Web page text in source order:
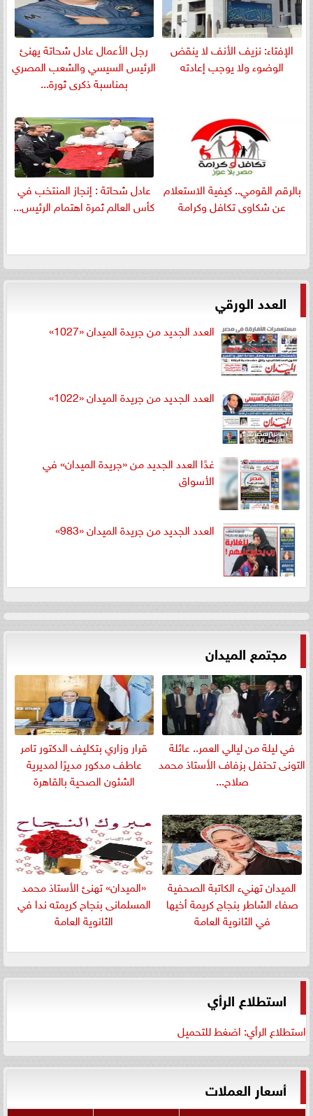
الإفتاء: نزيف الأنف لا ينقض
الوضوء ولا يوجب إعادته
رجل الأعمال عادل شحاتة يهنئ
الرئيس السيسي والشعب المصري
بمناسبة ذكرى ثورة...
بالرقم القومي.. كيفية الاستعلام
عن شكاوى تكافل وكرامة
عادل شحاتة : إنجاز المنتخب في
كأس العالم ثمرة اهتمام الرئيس...
العدد الورقي
العدد الجديد من جريدة الميدان «1027»
العدد الجديد من جريدة الميدان «1022»
غدًا العدد الجديد من «جريدة الميدان» في
الأسواق
العدد الجديد من جريدة الميدان «983»
مجتمع الميدان
في ليلة من ليالي العمر.. عائلة
التونى تحتفل بزفاف الأستاذ محمد
صلاح...
قرار وزاري بتكليف الدكتور تامر
عاطف مدكور مديرًا لمديرية
الشئون الصحية بالقاهرة
الميدان تهنيء الكاتبة الصحفية
صفاء الشاطر بنجاج كريمة أخيها
في الثانوية العامة
«الميدان» تهنئ الأستاذ محمد
المسلمانى بنجاح كريمته ندا في
الثانوية العامة
استطلاع الرأي
استطلاع الرأي: اضغط للتحميل
أسعار العملات